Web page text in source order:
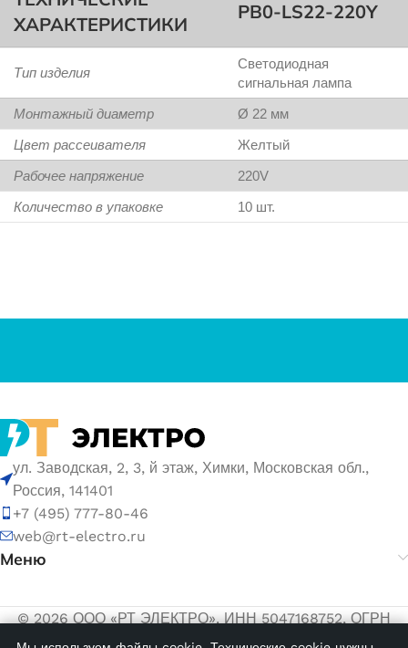
ХАРАКТЕРИСТИКИ
PB0-LS22-220Y
Тип изделия
Светодиодная
сигнальная лампа
Монтажный диаметр
Ø 22 мм
Цвет рассеивателя
Желтый
Рабочее напряжение
220V
Количество в упаковке
10 шт.
ул. Заводская, 2, 3, й этаж, Химки, Московская обл.,
Россия, 141401
+7 (495) 777-80-46
web@rt-electro.ru
Меню
© 2026 ООО «РТ ЭЛЕКТРО». ИНН 5047168752, ОГРН
1155047005145.